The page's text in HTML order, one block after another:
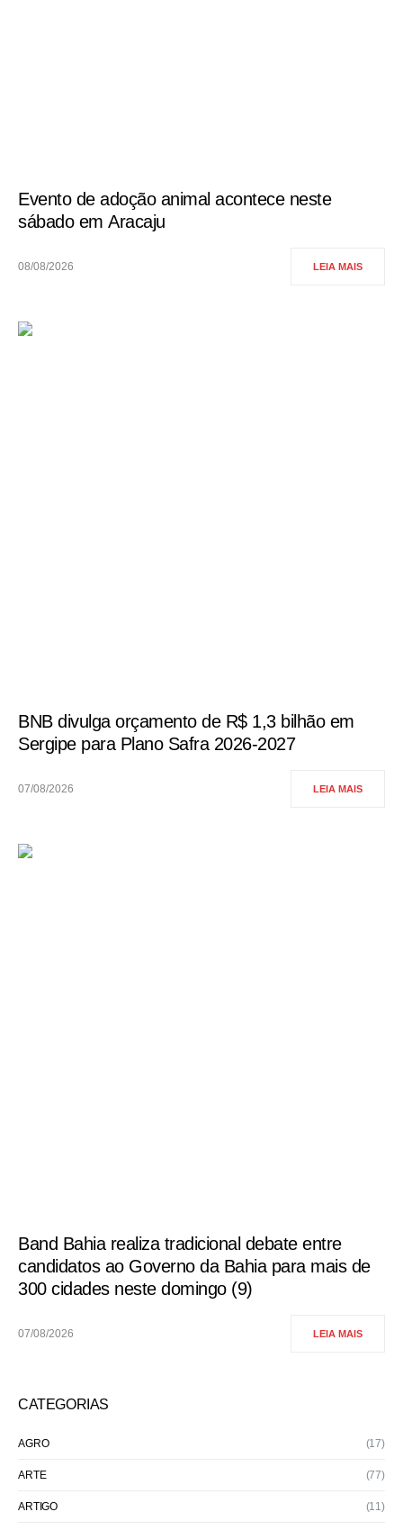
Evento de adoção animal acontece neste
sábado em Aracaju
08/08/2026 LEIA MAIS
BNB divulga orçamento de R$ 1,3 bilhão em
Sergipe para Plano Safra 2026-2027
07/08/2026 LEIA MAIS
Band Bahia realiza tradicional debate entre
candidatos ao Governo da Bahia para mais de
300 cidades neste domingo (9)
07/08/2026 LEIA MAIS
CATEGORIAS
AGRO (17)
ARTE (77)
ARTIGO (11)